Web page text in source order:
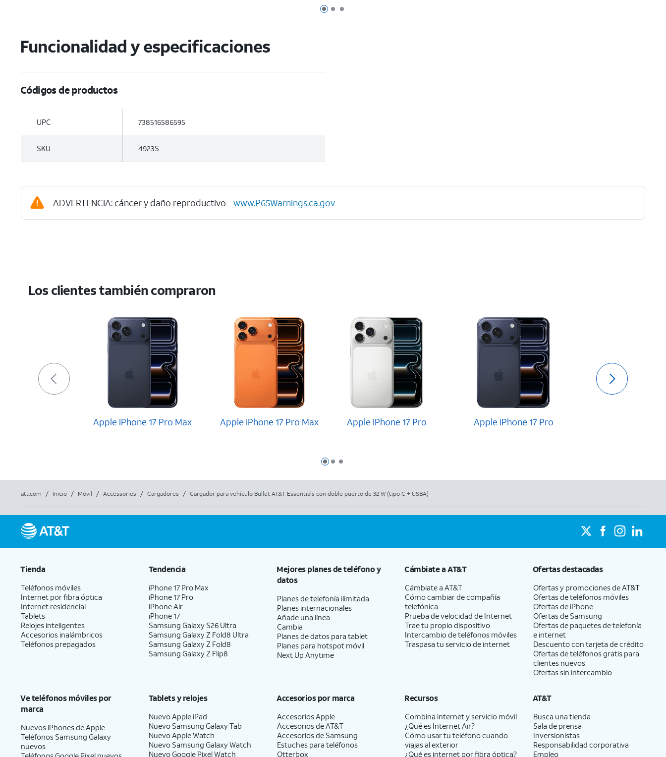
Página 1 de 3
Página 2 de 3
Página 3 de 3
Funcionalidad y especificaciones
Códigos de productos
UPC 738516586595
SKU 4923S
ADVERTENCIA: cáncer y daño reproductivo -www.P65Warnings.ca.gov
Los clientes también compraron
Apple iPhone 17 Pro Max Apple iPhone 17 Pro Max Apple iPhone 17 Pro Apple iPhone 17 Pro
Diapositiva 1
Diapositiva 2
Diapositiva 3
att.com / Inicio / Móvil / Accessories / Cargadores / Cargador para vehículo Bullet AT&T Essentials con doble puerto de 32 W (tipo C + USBA)
Tienda
Teléfonos móviles
Internet por fibra óptica
Internet residencial
Tablets
Relojes inteligentes
Accesorios inalámbricos
Teléfonos prepagados
Tendencia
iPhone 17 Pro Max
iPhone 17 Pro
iPhone Air
iPhone 17
Samsung Galaxy S26 Ultra
Samsung Galaxy Z Fold8 Ultra
Samsung Galaxy Z Fold8
Samsung Galaxy Z Flip8
Mejores planes de teléfono y
datos
Planes de telefonía ilimitada
Planes internacionales
Añade una línea
Cambia
Planes de datos para tablet
Planes para hotspot móvil
Next Up Anytime
Cámbiate aAT&T
Cámbiate aAT&T
Cómo cambiar de compañía
telefónica
Prueba de velocidad de Internet
Trae tu propio dispositivo
Intercambio de teléfonos móviles
Traspasa tu servicio de internet
Ofertas destacadas
Ofertas y promociones deAT&T
Ofertas de teléfonos móviles
Ofertas de iPhone
Ofertas de Samsung
Ofertas de paquetes de telefonía
e internet
Descuento con tarjeta de crédito
Ofertas de teléfonos gratis para
clientes nuevos
Ofertas sin intercambio
Ve teléfonos móviles por
marca
Nuevos iPhones de Apple
Teléfonos Samsung Galaxy
nuevos
Tablets y relojes
Nuevo Apple iPad
Nuevo Samsung Galaxy Tab
Nuevo Apple Watch
Nuevo Samsung Galaxy Watch
Nuevo Google Pixel Watch
Accesorios por marca
Accesorios Apple
Accesorios deAT&T
Accesorios de Samsung
Estuches para teléfonos
Otterbox
Recursos
Combina internet y servicio móvil
¿Qué es Internet Air?
Cómo usar tu teléfono cuando
viajas al exterior
¿Qué es internet por fibra óptica?
AT&T
Busca una tienda
Sala de prensa
Inversionistas
Responsabilidad corporativa
Empleo